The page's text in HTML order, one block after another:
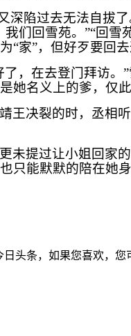
陷过去无法自拔
们回雪苑。”“回
家”，但好歹要回去
，在去登门拜访
名义上的爹，仅
王决裂的时，丞相
未提过让小姐回家
只能默默的陪在她身
头条，如果您喜欢，